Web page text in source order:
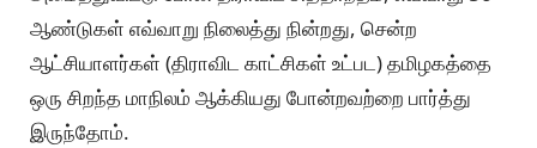
ஆண்டுகள் எவ்வாறு நிலைத்து நின்றது, சென்ற
ஆட்சியாளர்கள் (திராவிட காட்சிகள் உட்பட) தமிழகத்தை
ஒரு சிறந்த மாநிலம் ஆக்கியது போன்றவற்றை பார்த்து
இருந்தோம்.